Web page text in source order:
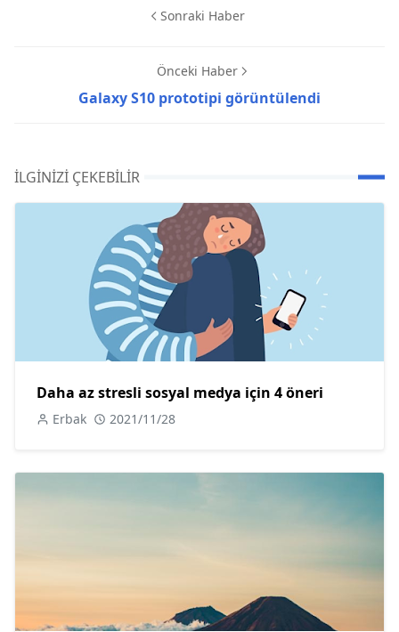
Sonraki Haber
Önceki Haber
Galaxy S10 prototipi görüntülendi
İLGINIZI ÇEKEBILIR
Daha az stresli sosyal medya için 4 öneri
Erbak 2021/11/28